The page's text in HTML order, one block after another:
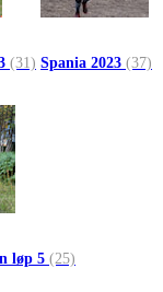
(31) Spania 2023 (37)
løp 5 (25)